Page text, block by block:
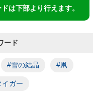
は下部より行えます。
ード
#雪の結晶 #凧
イガー